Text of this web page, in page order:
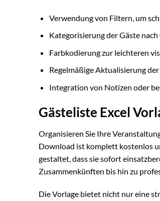
Verwendung von Filtern, um
Kategorisierung der Gäste nach
Farbkodierung zur leichteren
Regelmäßige Aktualisierung
Integration von Notizen oder
Gästeliste Excel
Organisieren Sie Ihre
Download ist komplett kostenlos
gestaltet, dass sie sofort
Zusammenkünften bis hin zu
Die Vorlage bietet nicht nur eine